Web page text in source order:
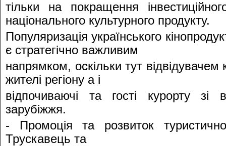
тільки на покращення
національного культурного продукту.
Популяризація українського
є стратегічно важливим
напрямком, оскільки тут
жителі регіону а і
відпочиваючі та гості курорту зі
зарубіжжя.
- Промоція та розвиток
Трускавець та